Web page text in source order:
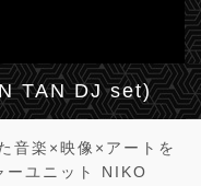
TAN DJ set)
音楽×映像×アートを
ーユニット NIKO